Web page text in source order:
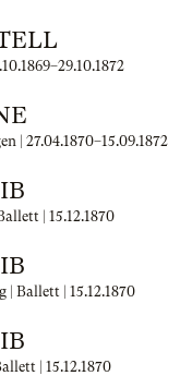
–29.10.1872
| 27.04.1870–15.09.1872
| 15.12.1870
| Ballett | 15.12.1870
| 15.12.1870